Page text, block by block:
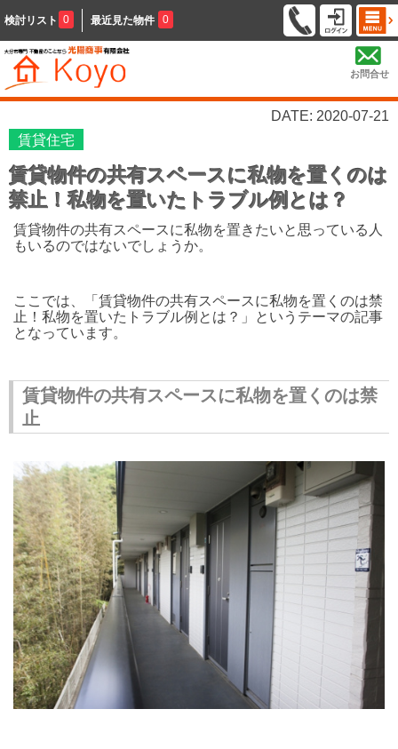
検討リスト 0 最近見た物件 0
お問合せ
DATE: 2020-07-21
賃貸住宅
賃貸物件の共有スペースに私物を置くのは
禁止！私物を置いたトラブル例とは？
賃貸物件の共有スペースに私物を置きたいと思っている人
もいるのではないでしょうか。
ここでは、「賃貸物件の共有スペースに私物を置くのは禁
止！私物を置いたトラブル例とは？」というテーマの記事
となっています。
賃貸物件の共有スペースに私物を置くのは禁
止